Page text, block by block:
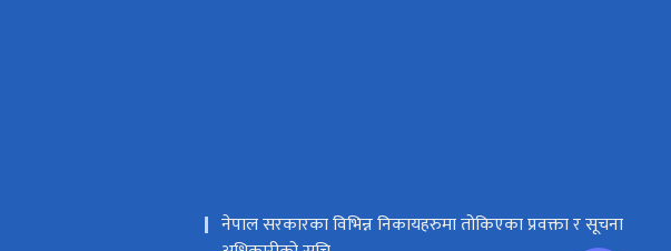
नेपाल सरकारका विभिन्न निकायहरुमा तोकिएका प्रवक्ता र सूचना